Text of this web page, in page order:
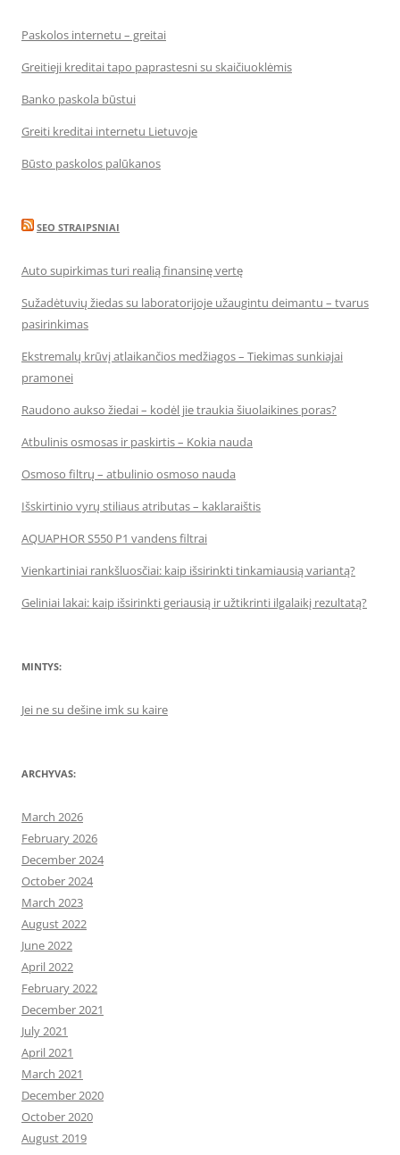
Paskolos internetu – greitai
Greitieji kreditai tapo paprastesni su skaičiuoklėmis
Banko paskola būstui
Greiti kreditai internetu Lietuvoje
Būsto paskolos palūkanos
SEO STRAIPSNIAI
Auto supirkimas turi realią finansinę vertę
Sužadėtuvių žiedas su laboratorijoje užaugintu deimantu – tvarus
pasirinkimas
Ekstremalų krūvį atlaikančios medžiagos – Tiekimas sunkiajai
pramonei
Raudono aukso žiedai – kodėl jie traukia šiuolaikines poras?
Atbulinis osmosas ir paskirtis – Kokia nauda
Osmoso filtrų – atbulinio osmoso nauda
Išskirtinio vyrų stiliaus atributas – kaklaraištis
AQUAPHOR S550 P1 vandens filtrai
Vienkartiniai rankšluosčiai: kaip išsirinkti tinkamiausią variantą?
Geliniai lakai: kaip išsirinkti geriausią ir užtikrinti ilgalaikį rezultatą?
MINTYS:
Jei ne su dešine imk su kaire
ARCHYVAS:
March 2026
February 2026
December 2024
October 2024
March 2023
August 2022
June 2022
April 2022
February 2022
December 2021
July 2021
April 2021
March 2021
December 2020
October 2020
August 2019